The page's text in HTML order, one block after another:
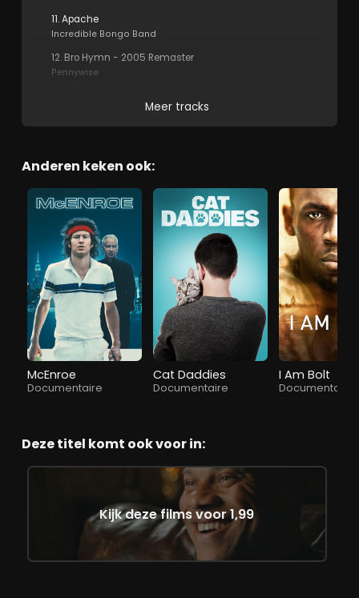
11. Apache
Incredible Bongo Band
12. Bro Hymn - 2005 Remaster
Pennywise
Meer tracks
Anderen keken ook:
McEnroe
Documentaire
Cat Daddies
Documentaire
I Am Bolt
Documentaire
Deze titel komt ook voor in:
Kijk deze films voor 1,99